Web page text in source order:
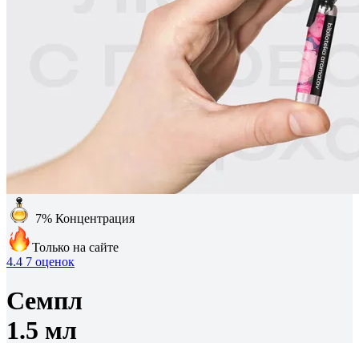
7% Концентрация
Только на сайте
4.4 7 оценок
Семпл
1.5 мл